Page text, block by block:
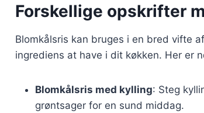
Forskellige opskrifter
Blomkålsris kan bruges i en bred vifte
ingrediens at have i dit køkken. Her er
Blomkålsris med kylling: Steg
grøntsager for en sund middag.